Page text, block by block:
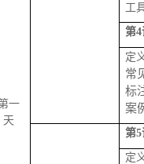
一
天
工
第4
定
常
标
案
第5
定